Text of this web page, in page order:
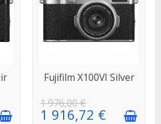
EN STOCK
Fujifilm X100VI Silver
1 976,00 €
1 916,72 €